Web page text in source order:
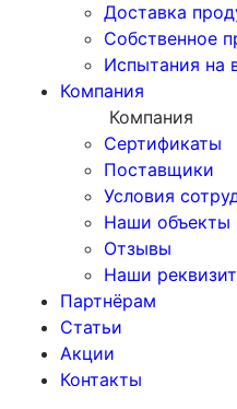
Доставка
Собственное
Испытания на
Компания
Компания
Сертификаты
Поставщики
Условия
Наши объекты
Отзывы
Наши
Партнёрам
Статьи
Акции
Контакты